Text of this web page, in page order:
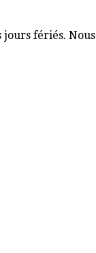
jours fériés. Nous